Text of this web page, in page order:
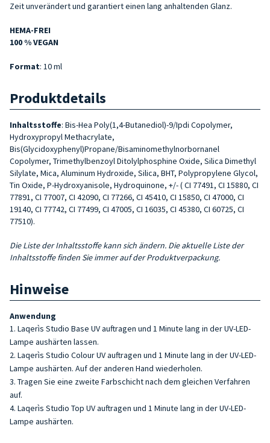
Zeit unverändert und garantiert einen lang anhaltenden Glanz.
HEMA-FREI
100 % VEGAN
Format: 10 ml
Produktdetails
Inhaltsstoffe: Bis-Hea Poly(1,4-Butanediol)-9/Ipdi Copolymer,
Hydroxypropyl Methacrylate,
Bis(Glycidoxyphenyl)Propane/Bisaminomethylnorbornanel
Copolymer, Trimethylbenzoyl Ditolylphosphine Oxide, Silica Dimethyl
Silylate, Mica, Aluminum Hydroxide, Silica, BHT, Polypropylene Glycol,
Tin Oxide, P-Hydroxyanisole, Hydroquinone, +/- ( CI 77491, CI 15880, CI
77891, CI 77007, CI 42090, CI 77266, CI 45410, CI 15850, CI 47000, CI
19140, CI 77742, CI 77499, CI 47005, CI 16035, CI 45380, CI 60725, CI
77510).
Die Liste der Inhaltsstoffe kann sich ändern. Die aktuelle Liste der
Inhaltsstoffe finden Sie immer auf der Produktverpackung.
Hinweise
Anwendung
Laqerìs Studio Base UV auftragen und 1 Minute lang in der UV-LED-
Lampe aushärten lassen.
Laqerìs Studio Colour UV auftragen und 1 Minute lang in der UV-LED-
Lampe aushärten. Auf der anderen Hand wiederholen.
Tragen Sie eine zweite Farbschicht nach dem gleichen Verfahren
auf.
Laqerìs Studio Top UV auftragen und 1 Minute lang in der UV-LED-
Lampe aushärten.